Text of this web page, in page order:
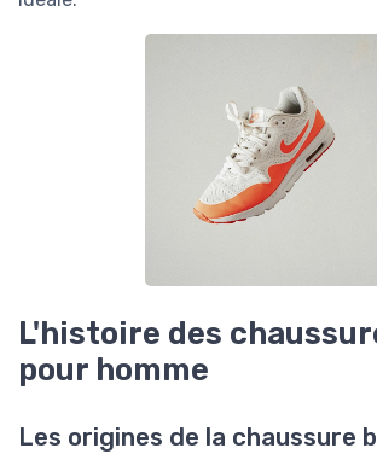
L'histoire des
pour homme
Les origines de la chaussure